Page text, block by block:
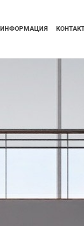
ИНФОРМАЦИЯ